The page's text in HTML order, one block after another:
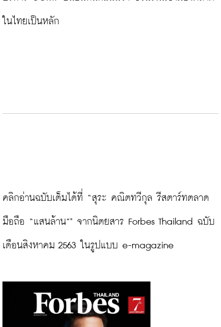
ในไทยเป็นหลัก
คลิกอ่านฉบับเต็มได้ที่ “สุระ คณิตทวีกุล รีสตาร์ทตลาด
มือถือ “แสนล้าน”" จากนิตยสาร Forbes Thailand ฉบับ
เดือนสิงหาคม 2563 ในรูปแบบ e-magazine